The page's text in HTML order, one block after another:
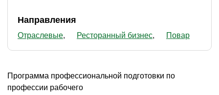
Направления
Отраслевые Ресторанный бизнес Повар
Программа профессиональной подготовки по
профессии рабочего